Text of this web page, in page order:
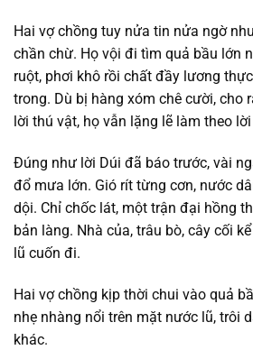
Hai vợ chồng tuy nửa tin nửa ngờ
chần chừ. Họ vội đi tìm quả bầu lớn
ruột, phơi khô rồi chất đầy lương
trong. Dù bị hàng xóm chê cười, cho
lời thú vật, họ vẫn lặng lẽ làm theo
Đúng như lời Dúi đã báo trước, vài
đổ mưa lớn. Gió rít từng cơn, nước
dội. Chỉ chốc lát, một trận đại hồng
bản làng. Nhà của, trâu bò, cây cối
lũ cuốn đi.
Hai vợ chồng kịp thời chui vào quả
nhẹ nhàng nổi trên mặt nước lũ, trôi
khác.